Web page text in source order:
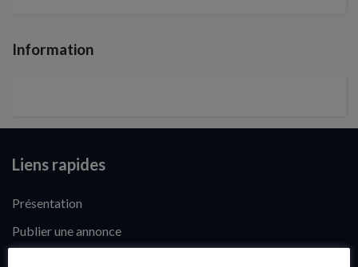
Information
Liens rapides
Présentation
Publier une annonce